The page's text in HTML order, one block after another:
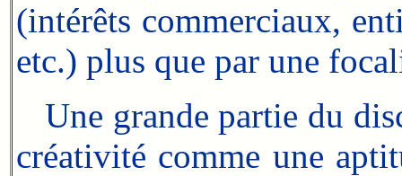
(intérêts commerciaux,
etc.) plus que par une
Une grande partie du
créativité comme une